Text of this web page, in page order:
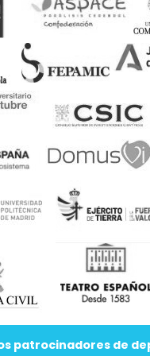
patrocinadores de